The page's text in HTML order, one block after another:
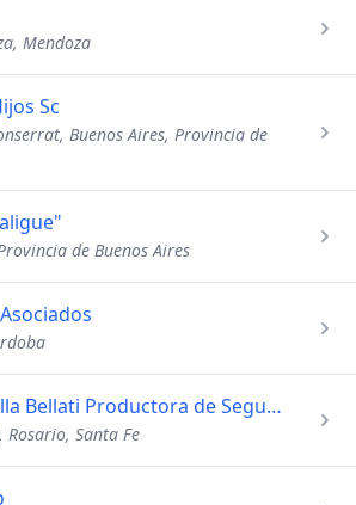
Mendoza
Sc
Buenos Aires, Provincia de
de Buenos Aires
Milagros Ciamarella Bellati Productora de Seguros
Rosario, Santa Fe